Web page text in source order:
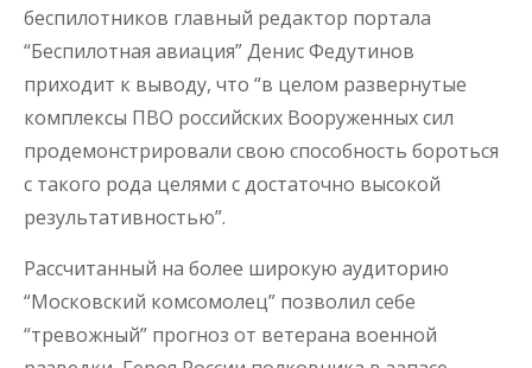
беспилотников главный редактор портала
“Беспилотная авиация” Денис Федутинов
приходит к выводу, что “в целом развернутые
комплексы ПВО российских Вооруженных сил
продемонстрировали свою способность бороться
с такого рода целями с достаточно высокой
результативностью”.
Рассчитанный на более широкую аудиторию
“Московский комсомолец” позволил себе
“тревожный” прогноз от ветерана военной